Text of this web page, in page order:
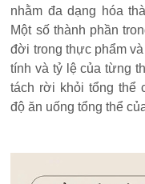
nhằm đa dạng hóa
Một số thành phần
đời trong thực phẩm
tính và tỷ lệ của từng
tách rời khỏi tổng thể
độ ăn uống tổng thể